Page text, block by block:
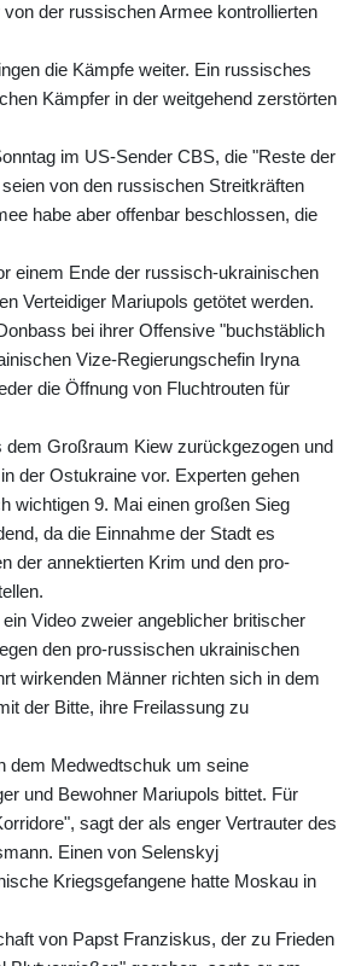
der russischen Armee kontrollierten
die Kämpfe weiter. Ein russisches
Kämpfer in der weitgehend zerstörten
im US-Sender CBS, die "Reste der
von den russischen Streitkräften
habe aber offenbar beschlossen, die
einem Ende der russisch-ukrainischen
Verteidiger Mariupols getötet werden.
bei ihrer Offensive "buchstäblich
Vize-Regierungschefin Iryna
die Öffnung von Fluchtrouten für
Großraum Kiew zurückgezogen und
der Ostukraine vor. Experten gehen
wichtigen 9. Mai einen großen Sieg
da die Einnahme der Stadt es
der annektierten Krim und den pro-
Video zweier angeblicher britischer
den pro-russischen ukrainischen
wirkenden Männer richten sich in dem
der Bitte, ihre Freilassung zu
dem Medwedtschuk um seine
und Bewohner Mariupols bittet. Für
sagt der als enger Vertrauter des
Einen von Selenskyj
Kriegsgefangene hatte Moskau in
von Papst Franziskus, der zu Frieden